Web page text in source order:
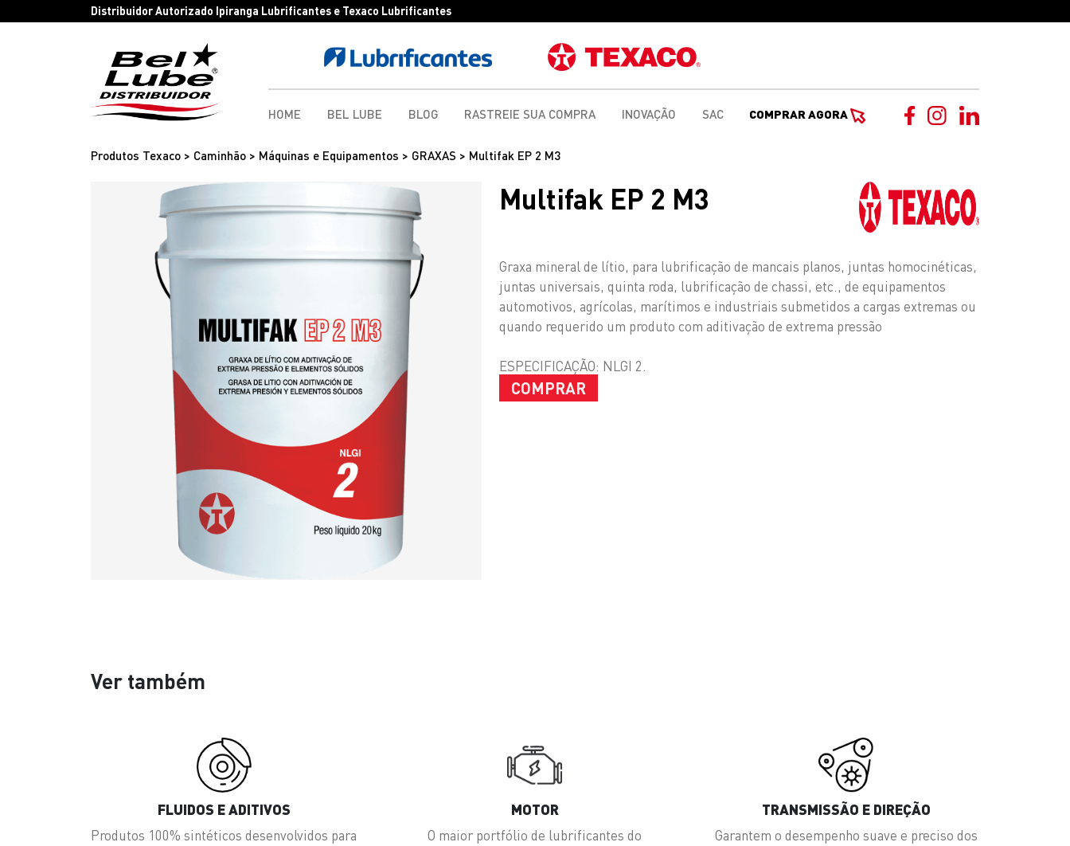
Distribuidor Autorizado Ipiranga Lubrificantes e Texaco Lubrificantes
HOME BEL LUBE BLOG RASTREIE SUA COMPRA INOVAÇÃO SAC COMPRAR AGORA
Produtos Texaco > Caminhão > Máquinas e Equipamentos > GRAXAS > Multifak EP 2 M3
Multifak EP 2 M3
Graxa mineral de lítio, para lubrificação de mancais planos, juntas homocinéticas,
juntas universais, quinta roda, lubrificação de chassi, etc., de equipamentos
automotivos, agrícolas, marítimos e industriais submetidos a cargas extremas ou
quando requerido um produto com aditivação de extrema pressão
ESPECIFICAÇÃO: NLGI 2.
COMPRAR
Ver também
FLUIDOS E ADITIVOS
Produtos 100% sintéticos desenvolvidos para
MOTOR
O maior portfólio de lubrificantes do
TRANSMISSÃO E DIREÇÃO
Garantem o desempenho suave e preciso dos